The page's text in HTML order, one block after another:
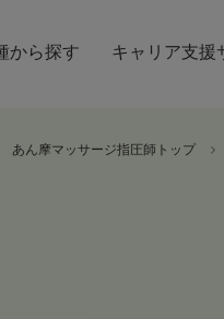
から探す キャリア支援
あん摩マッサージ指圧師トップ